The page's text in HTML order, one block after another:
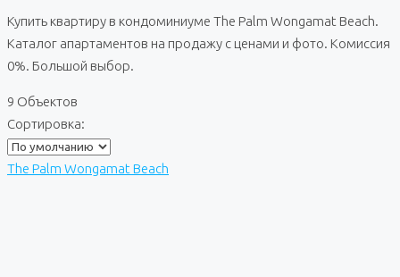
Купить квартиру в кондоминиуме The Palm Wongamat Beach.
Каталог апартаментов на продажу с ценами и фото. Комиссия
0%. Большой выбор.
9 Объектов
Сортировка:
The Palm Wongamat Beach